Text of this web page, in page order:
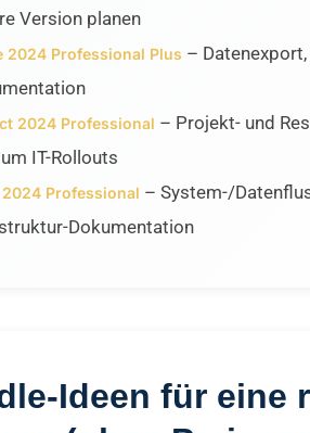
Version planen
2024 Professional Plus –
2024 Professional – Projekt- und
IT-Rollouts
Professional – System-/
Dokumentation
Ideen für eine